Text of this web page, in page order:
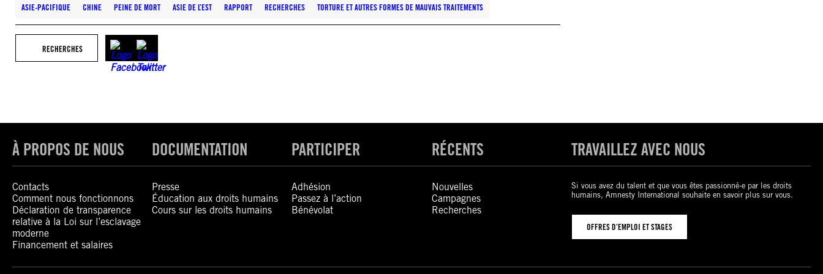
ASIE-PACIFIQUE CHINE PEINE DE MORT ASIE DE L’EST RAPPORT RECHERCHES TORTURE ET AUTRES FORMES DE MAUVAIS TRAITEMENTS
RECHERCHES
À PROPOS DE NOUS
Contacts
Comment nous fonctionnons
Déclaration de transparence
relative à la Loi sur l’esclavage
moderne
Financement et salaires
DOCUMENTATION
Presse
Éducation aux droits humains
Cours sur les droits humains
PARTICIPER
Adhésion
Passez à l’action
Bénévolat
RÉCENTS
Nouvelles
Campagnes
Recherches
TRAVAILLEZ AVEC NOUS
Si vous avez du talent et que vous êtes passionné-e par les droits
humains, Amnesty International souhaite en savoir plus sur vous.
OFFRES D’EMPLOI ET STAGES